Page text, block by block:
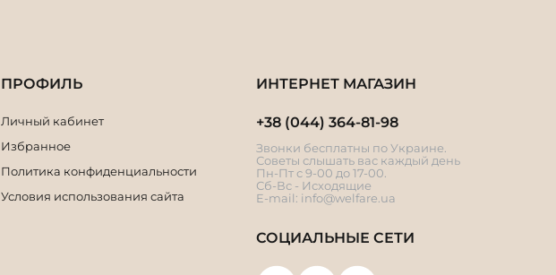
ПРОФИЛЬ
Личный кабинет
Избранное
Политика конфиденциальности
Условия использования сайта
ИНТЕРНЕТ МАГАЗИН
+38 (044) 364-81-98
Звонки бесплатны по Украине.
Советы слышать вас каждый день
Пн-Пт с 9-00 до 17-00.
Сб-Вс - Исходящие
E-mail: info@welfare.ua
СОЦИАЛЬНЫЕ СЕТИ